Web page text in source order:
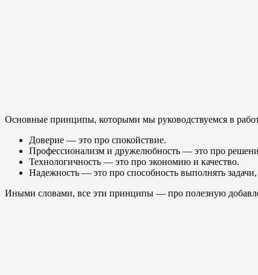
Основные принципы, которыми мы руководствуемся в
Доверие — это про спокойствие.
Профессионализм и дружелюбность — это про
Технологичность — это про экономию и качество.
Надежность — это про способность выполнять
Иными словами, все эти принципы — про полезную